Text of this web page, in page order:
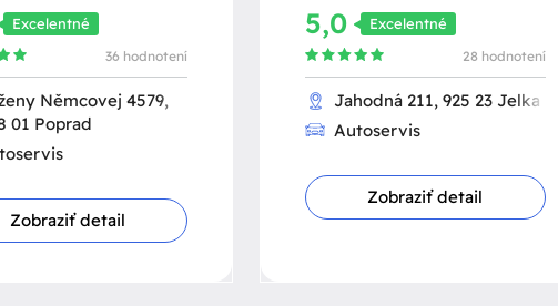
Excelentné
36 hodnotení
Němcovej 4579,
01 Poprad
Zobraziť detail
5,0 Excelentné
28 hodnotení
Jahodná 211, 925 23 Jelka
Autoservis
Zobraziť detail